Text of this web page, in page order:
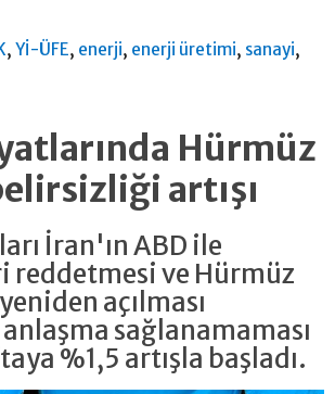
,Yİ-ÜFE, enerji, enerji üretimi, sanayi,
Hürmüz
artışı
İran'ın ABD ile
reddetmesi ve Hürmüz
açılması
sağlanamaması
%1,5 artışla başladı.